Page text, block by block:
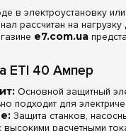
в электроустановку
рассчитан на
e7.com.ua
ETI 40 Ампер
Основной защитный
подходит для
Защита станков,
расчетными